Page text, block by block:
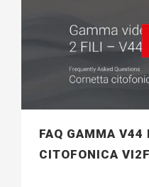
FAQ GAMMA V44
CITOFONICA